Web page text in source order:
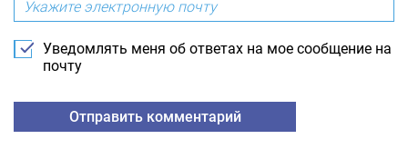
Уведомлять меня об ответах на мое сообщение на
почту